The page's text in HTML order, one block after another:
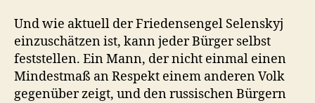
Und wie aktuell der Friedensengel Selenskyj
einzuschätzen ist, kann jeder Bürger selbst
feststellen. Ein Mann, der nicht einmal einen
Mindestmaß an Respekt einem anderen Volk
gegenüber zeigt, und den russischen Bürgern